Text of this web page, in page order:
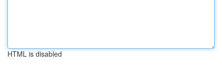
HTML is disabled